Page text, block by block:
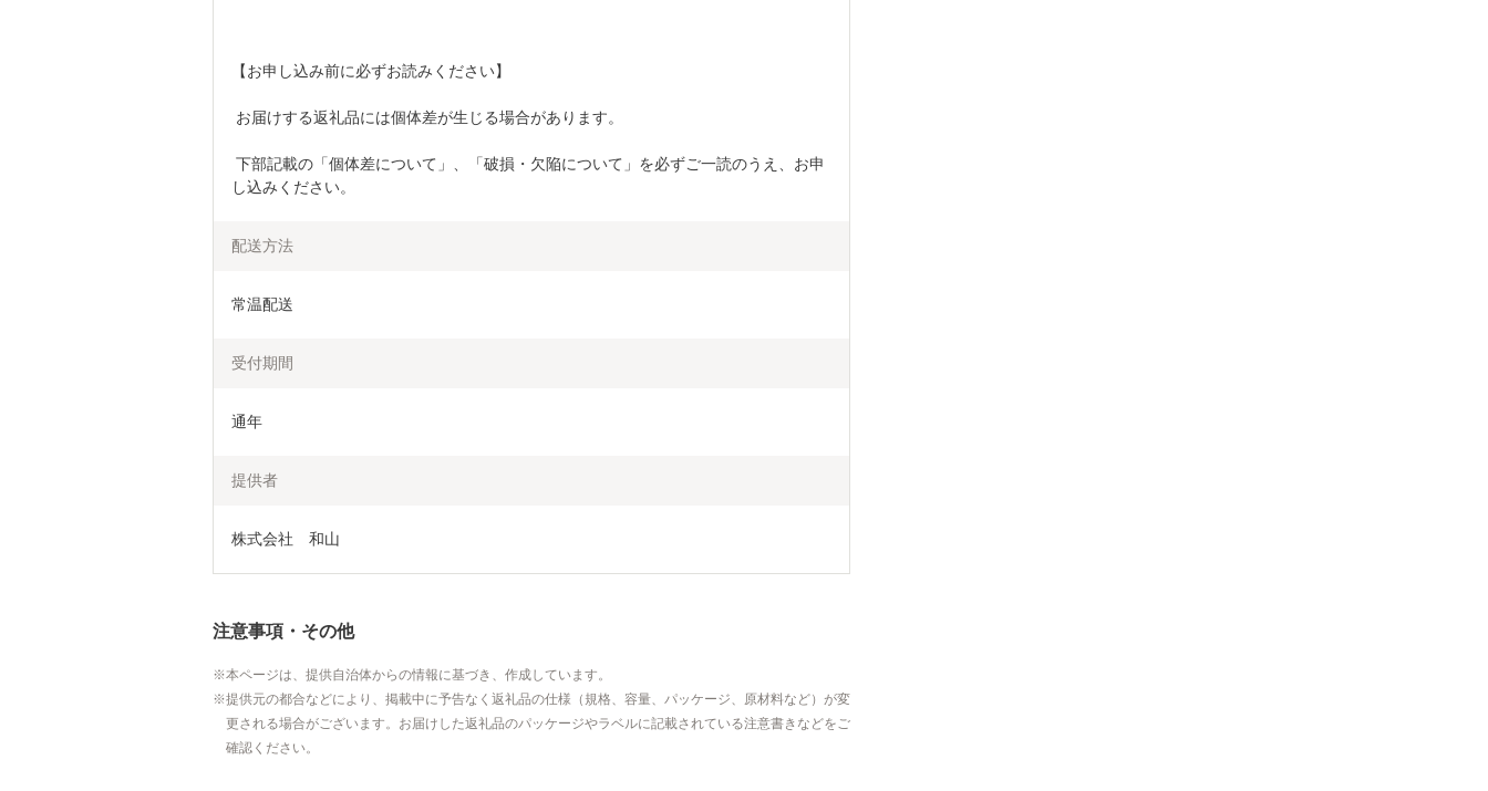
【お申し込み前に必ずお読みください】
お届けする返礼品には個体差が生じる場合があります。
し込みください。
配送方法
常温配送
受付期間
通年
提供者
株式会社　和山
注意事項・その他
本ページは、提供自治体からの情報に基づき、作成しています。
提供元の都合などにより、掲載中に予告なく返礼品の仕様（規格、容量、パッケージ、原材料など）が変
更される場合がございます。お届けした返礼品のパッケージやラベルに記載されている注意書きなどをご
確認ください。